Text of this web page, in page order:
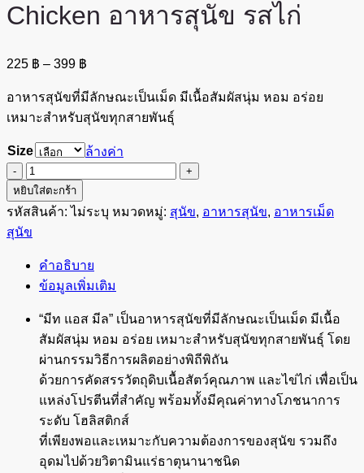
Chicken อาหารสุนัข รสไก่
225 ฿ – 399 ฿
225 ฿
through
399 ฿
อาหารสุนัขที่มีลักษณะเป็นเม็ด มีเนื้อสัมผัสนุ่ม หอม อร่อย
เหมาะสำหรับสุนัขทุกสายพันธุ์
Size
ล้างค่า
จำนวน
Jerhigh
Dog
Meat
as
Chicken
อาหาร
รส
ชิ้น
หยิบใส่ตะกร้า
รหัสสินค้า:ไม่ระบุ หมวดหมู่: สุนัข, อาหารสุนัข, อาหารเม็ด
สุนัข
คำอธิบาย
ข้อมูลเพิ่มเติม
“มีท แอส มีล” เป็นอาหารสุนัขที่มีลักษณะเป็นเม็ด มีเนื้อ
สัมผัสนุ่ม หอม อร่อย เหมาะสำหรับสุนัขทุกสายพันธุ์ โดย
ผ่านกรรมวิธีการผลิตอย่างพิถีพิถัน
ด้วยการคัดสรรวัตถุดิบเนื้อสัตว์คุณภาพ และไข่ไก่ เพื่อเป็น
แหล่งโปรตีนที่สำคัญ พร้อมทั้งมีคุณค่าทางโภชนาการ
ระดับ โฮลิสติกส์
ที่เพียงพอและเหมาะกับความต้องการของสุนัข รวมถึง
อุดมไปด้วยวิตามินแร่ธาตุนานาชนิด